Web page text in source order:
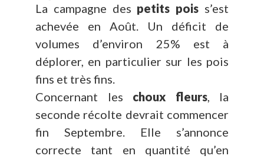
La campagne des petits pois s’est
achevée en Août. Un déficit de
volumes d’environ 25% est à
déplorer, en particulier sur les pois
fins et très fins.
Concernant les choux fleurs, la
seconde récolte devrait commencer
fin Septembre. Elle s’annonce
correcte tant en quantité qu’en